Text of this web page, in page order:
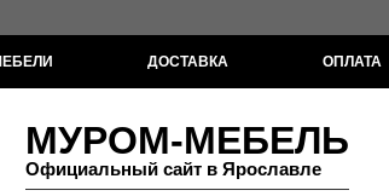
ДОСТАВКА ОПЛАТА
МУРОМ-МЕБЕЛЬ
Официальный сайт в Ярославле